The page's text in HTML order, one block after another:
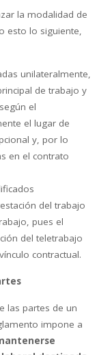
la modalidad de
esto lo siguiente,
unilateralmente,
de trabajo y
el
el lugar de
y, por lo
en el contrato
del trabajo
pues el
del teletrabajo
contractual.
las partes de un
impone a